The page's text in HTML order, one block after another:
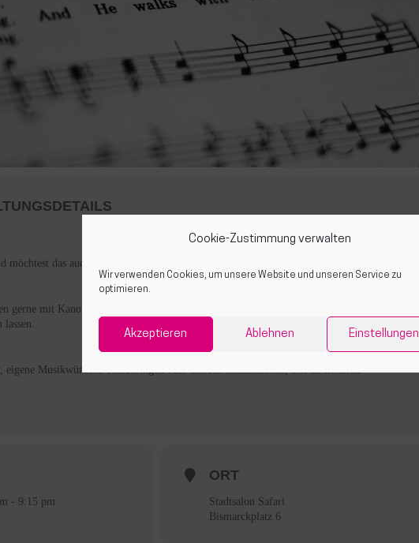
Cookie-Zustimmung verwalten
Wir verwenden Cookies, um unsere Website und unseren Service zu
optimieren.
Akzeptieren Ablehnen Einstellungen
möchtest das auch in Gemeinschaft tun? Wir auch! 🎶
gerne mit Kanons und mehrstimmigen Arrangements und möchten gemeinsam unsere
eigene Musikwünsche einzubringen oder einfach mitzumachen, bist du herzlich
- 9:15 pm
ORT
Stadtsalon Safari
Bismarckplatz 6